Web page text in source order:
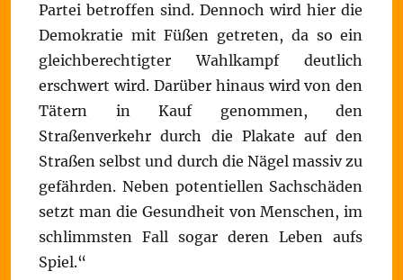
Partei betroffen sind. Dennoch wird hier die
Demokratie mit Füßen getreten, da so ein
gleichberechtigter Wahlkampf deutlich
erschwert wird. Darüber hinaus wird von den
Tätern in Kauf genommen, den
Straßenverkehr durch die Plakate auf den
Straßen selbst und durch die Nägel massiv zu
gefährden. Neben potentiellen Sachschäden
setzt man die Gesundheit von Menschen, im
schlimmsten Fall sogar deren Leben aufs
Spiel.“